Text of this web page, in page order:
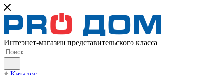
Интернет-магазин представительского класса